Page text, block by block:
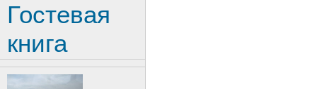
Гостевая
книга